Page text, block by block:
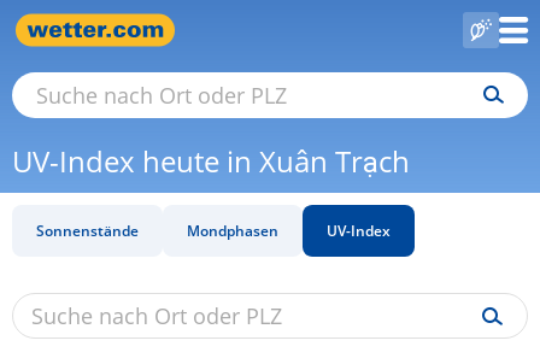
UV-Index heute in Xuân Trạch
Sonnenstände Mondphasen UV-Index